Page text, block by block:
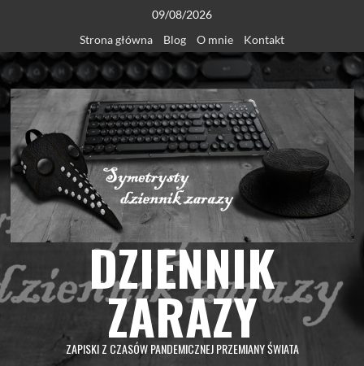
content
09/08/2026
Strona główna
Blog O mnie Kontakt
DZIENNIK
ZARAZY
ZAPISKI Z CZASÓW PANDEMICZNEJ PRZEMIANY ŚWIATA